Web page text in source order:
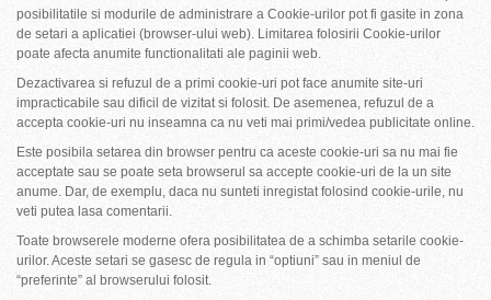
posibilitatile si modurile de administrare a Cookie-urilor pot fi gasite in zona
de setari a aplicatiei (browser-ului web). Limitarea folosirii Cookie-urilor
poate afecta anumite functionalitati ale paginii web.
Dezactivarea si refuzul de a primi cookie-uri pot face anumite site-uri
impracticabile sau dificil de vizitat si folosit. De asemenea, refuzul de a
accepta cookie-uri nu inseamna ca nu veti mai primi/vedea publicitate online.
Este posibila setarea din browser pentru ca aceste cookie-uri sa nu mai fie
acceptate sau se poate seta browserul sa accepte cookie-uri de la un site
anume. Dar, de exemplu, daca nu sunteti inregistat folosind cookie-urile, nu
veti putea lasa comentarii.
Toate browserele moderne ofera posibilitatea de a schimba setarile cookie-
urilor. Aceste setari se gasesc de regula in “optiuni” sau in meniul de
“preferinte” al browserului folosit.